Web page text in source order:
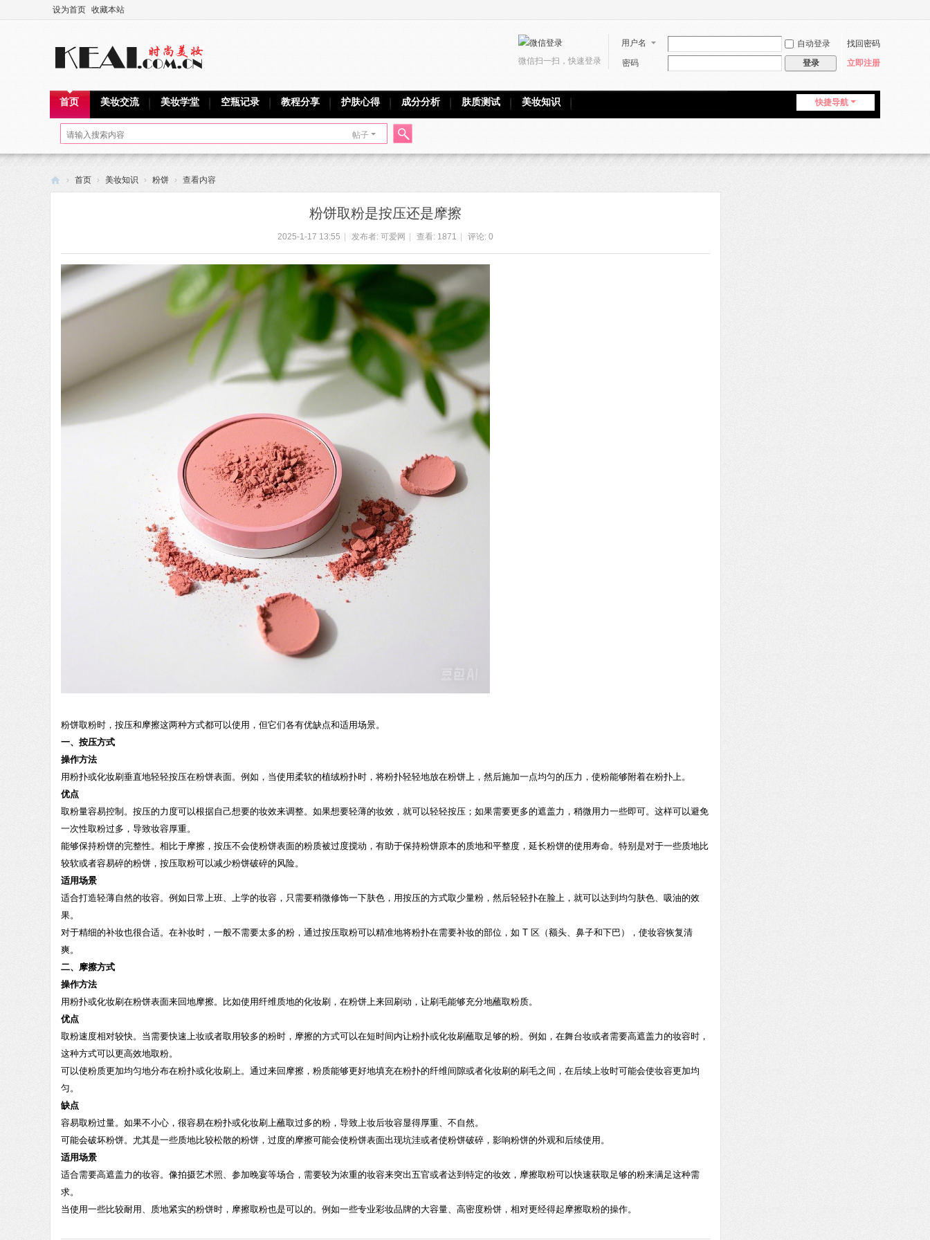
设为首页 收藏本站
用户名 自动登录
找回密码
密码
登录 立即注册
微信扫一扫，快速登录
快捷导航
首页 美妆交流 美妆学堂 空瓶记录 教程分享 护肤心得 成分分析 肤质测试 美妆知识
帖子
搜
索
› 首页 › 美妆知识 › 粉饼 › 查看内容
粉饼取粉是按压还是摩擦
2025-1-17 13:55 发布者: 可爱网 查看: 1871 评论: 0
粉饼取粉时，按压和摩擦这两种方式都可以使用，但它们各有优缺点和适用场景。
一、按压方式
操作方法
用粉扑或化妆刷垂直地轻轻按压在粉饼表面。例如，当使用柔软的植绒粉扑时，将粉扑轻轻地放在粉饼上，然后施加一点均匀的压力，使粉能够附着在粉扑上。
优点
取粉量容易控制。按压的力度可以根据自己想要的妆效来调整。如果想要轻薄的妆效，就可以轻轻按压；如果需要更多的遮盖力，稍微用力一些即可。这样可以避免
一次性取粉过多，导致妆容厚重。
能够保持粉饼的完整性。相比于摩擦，按压不会使粉饼表面的粉质被过度搅动，有助于保持粉饼原本的质地和平整度，延长粉饼的使用寿命。特别是对于一些质地比
较软或者容易碎的粉饼，按压取粉可以减少粉饼破碎的风险。
适用场景
适合打造轻薄自然的妆容。例如日常上班、上学的妆容，只需要稍微修饰一下肤色，用按压的方式取少量粉，然后轻轻扑在脸上，就可以达到均匀肤色、吸油的效
果。
对于精细的补妆也很合适。在补妆时，一般不需要太多的粉，通过按压取粉可以精准地将粉扑在需要补妆的部位，如 T 区（额头、鼻子和下巴），使妆容恢复清
爽。
二、摩擦方式
操作方法
用粉扑或化妆刷在粉饼表面来回地摩擦。比如使用纤维质地的化妆刷，在粉饼上来回刷动，让刷毛能够充分地蘸取粉质。
优点
取粉速度相对较快。当需要快速上妆或者取用较多的粉时，摩擦的方式可以在短时间内让粉扑或化妆刷蘸取足够的粉。例如，在舞台妆或者需要高遮盖力的妆容时，
这种方式可以更高效地取粉。
可以使粉质更加均匀地分布在粉扑或化妆刷上。通过来回摩擦，粉质能够更好地填充在粉扑的纤维间隙或者化妆刷的刷毛之间，在后续上妆时可能会使妆容更加均
匀。
缺点
容易取粉过量。如果不小心，很容易在粉扑或化妆刷上蘸取过多的粉，导致上妆后妆容显得厚重、不自然。
可能会破坏粉饼。尤其是一些质地比较松散的粉饼，过度的摩擦可能会使粉饼表面出现坑洼或者使粉饼破碎，影响粉饼的外观和后续使用。
适用场景
适合需要高遮盖力的妆容。像拍摄艺术照、参加晚宴等场合，需要较为浓重的妆容来突出五官或者达到特定的妆效，摩擦取粉可以快速获取足够的粉来满足这种需
求。
当使用一些比较耐用、质地紧实的粉饼时，摩擦取粉也是可以的。例如一些专业彩妆品牌的大容量、高密度粉饼，相对更经得起摩擦取粉的操作。